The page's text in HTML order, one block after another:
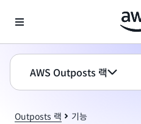
AWS Outposts 랙
Outposts 랙 기능